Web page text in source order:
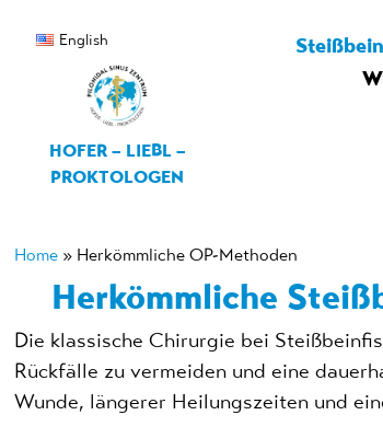
English
HOFER – LIEBL –
PROKTOLOGEN
Home » Herkömmliche OP-Methoden
Herkömmliche
Die klassische Chirurgie bei
Rückfälle zu vermeiden und eine
Wunde, längerer Heilungszeiten und